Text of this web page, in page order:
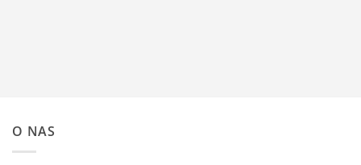
O NAS